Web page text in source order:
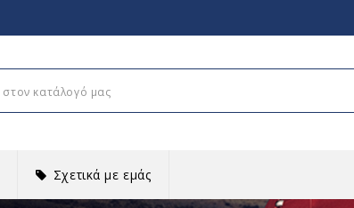
Σχετικά με εμάς